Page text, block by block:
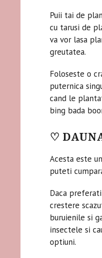
Puii tai de
cu tarusi de
va vor lasa
greutatea.
Foloseste o
puternica
cand le
bing bada
♡
Acesta este
puteti
Daca
crestere
buruienile si
insectele si
optiuni.